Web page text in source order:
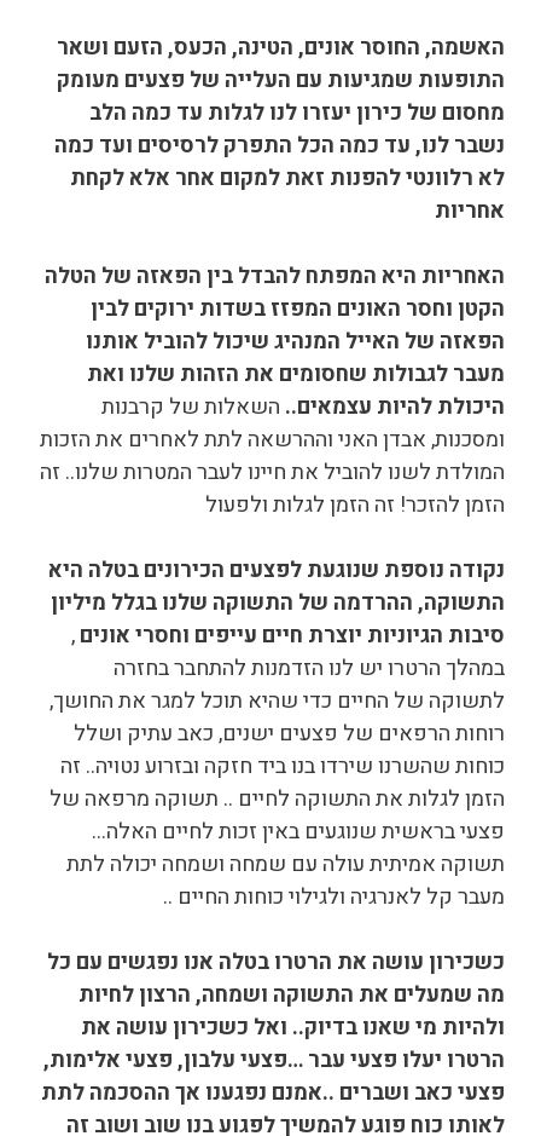
האשמה, החוסר אונים, הטינה, הכעס, הזעם ושאר
התופעות שמגיעות עם העלייה של פצעים מעומק
מחסום של כירון יעזרו לנו לגלות עד כמה הלב
נשבר לנו, עד כמה הכל התפרק לרסיסים ועד כמה
לא רלוונטי להפנות זאת למקום אחר אלא לקחת
אחריות
האחריות היא המפתח להבדל בין הפאזה של הטלה
הקטן וחסר האונים המפזז בשדות ירוקים לבין
הפאזה של האייל המנהיג שיכול להוביל אותנו
מעבר לגבולות שחסומים את הזהות שלנו ואת
היכולת להיות עצמאים.. השאלות של קרבנות
ומסכנות, אבדן האני וההרשאה לתת לאחרים את הזכות
המולדת לשנו להוביל את חיינו לעבר המטרות שלנו.. זה
הזמן להזכר! זה הזמן לגלות ולפעול
נקודה נוספת שנוגעת לפצעים הכירונים בטלה היא
התשוקה, ההרדמה של התשוקה שלנו בגלל מיליון
סיבות הגיוניות יוצרת חיים עייפים וחסרי אונים,
במהלך הרטרו יש לנו הזדמנות להתחבר בחזרה
לתשוקה של החיים כדי שהיא תוכל למגר את החושך,
רוחות הרפאים של פצעים ישנים, כאב עתיק ושלל
כוחות שהשרנו שירדו בנו ביד חזקה ובזרוע נטויה.. זה
הזמן לגלות את התשוקה לחיים .. תשוקה מרפאה של
פצעי בראשית שנוגעים באין זכות לחיים האלה…
תשוקה אמיתית עולה עם שמחה ושמחה יכולה לתת
מעבר קל לאנרגיה ולגילוי כוחות החיים ..
כשכירון עושה את הרטרו בטלה אנו נפגשים עם כל
מה שמעלים את התשוקה ושמחה, הרצון לחיות
ולהיות מי שאנו בדיוק.. ואל כשכירון עושה את
הרטרו יעלו פצעי עבר …פצעי עלבון, פצעי אלימות,
פצעי כאב ושברים ..אמנם נפגענו אך ההסכמה לתת
לאותו כוח פוגע להמשיך לפגוע בנו שוב ושוב זה